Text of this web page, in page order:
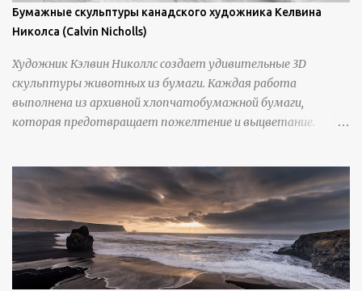
Бумажные скульптуры канадского художника Келвина
Николса (Calvin Nicholls)
Художник Кэлвин Николлс создает удивительные 3D
скульптуры животных из бумаги. Каждая работа
выполнена из архивной хлопчатобумажной бумаги,
которая предотвращает пожелтение и выцветание.
инструменты для текстурирования, чтобы точно
вылепить каждую деталь. источник
https://calvinnicholls.com/